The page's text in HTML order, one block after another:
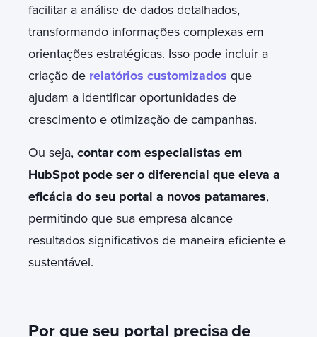
facilitar a análise de dados detalhados,
transformando informações complexas em
orientações estratégicas. Isso pode incluir a
criação de relatórios customizados que
ajudam a identificar oportunidades de
crescimento e otimização de campanhas.
Ou seja, contar com especialistas em
HubSpot pode ser o diferencial que eleva a
eficácia do seu portal a novos patamares,
permitindo que sua empresa alcance
resultados significativos de maneira eficiente e
sustentável.
Por que seu portal precisade